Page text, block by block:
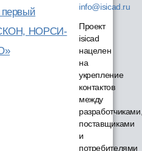
НОРСИ-
info@isicad.ru
Проект
isicad
нацелен
на
укрепление
контактов
между
поставщиками
и
потребителями